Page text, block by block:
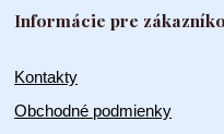
Informácie pre
Kontakty
Obchodné podmienky